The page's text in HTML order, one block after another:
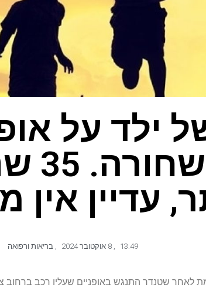
ילד על
עדיין אין
13:49
, 8 אוקטובר 2024 , בריאות ורפואה
מת לאחר שטנדר התנגש באופניים שעליו רכב